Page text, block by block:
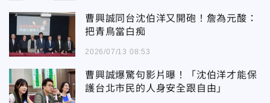
曹興誠同台沈伯洋又開砲！詹為元酸：
把青鳥當白痴
2026/07/13 08:53
曹興誠爆驚句影片曝！「沈伯洋才能保
護台北市民的人身安全跟自由」